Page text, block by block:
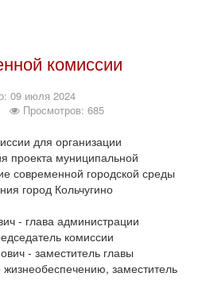
комиссии
09 июля 2024
Просмотров: 685
для организации
проекта муниципальной
современной городской среды
город Кольчугино
- глава администрации
комиссии
- заместитель главы
заместитель